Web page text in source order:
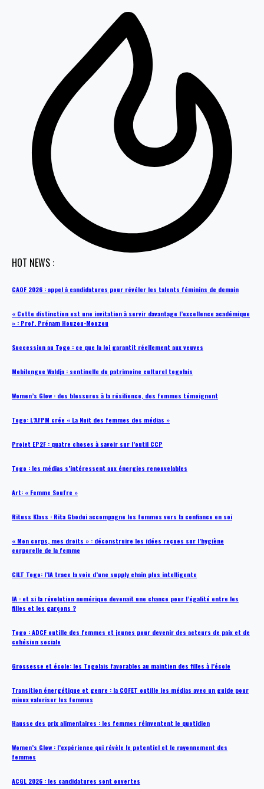
HOT NEWS :
CAOF 2026 : appel à candidatures pour révéler les talents féminins de demain
« Cette distinction est une invitation à servir davantage l’excellence académique
» : Prof. Prénam Houzou-Mouzou
Succession au Togo : ce que la loi garantit réellement aux veuves
Mobilengue Waldja : sentinelle du patrimoine culturel togolais
Women’s Glow : des blessures à la résilience, des femmes témoignent
Togo: L’AFPM crée « La Nuit des femmes des médias »
Projet EP2F : quatre choses à savoir sur l’outil CCP
Togo : les médias s’intéressent aux énergies renouvelables
Art: « Femme Soufre »
Rituss Klass : Rita Gbodui accompagne les femmes vers la confiance en soi
« Mon corps, mes droits » : déconstruire les idées reçues sur l’hygiène
corporelle de la femme
CILT Togo: l’IA trace la voie d’une supply chain plus intelligente
IA : et si la révolution numérique devenait une chance pour l’égalité entre les
filles et les garçons ?
Togo : ADCF outille des femmes et jeunes pour devenir des acteurs de paix et de
cohésion sociale
Grossesse et école: les Togolais favorables au maintien des filles à l’école
Transition énergétique et genre : la COFET outille les médias avec un guide pour
mieux valoriser les femmes
Hausse des prix alimentaires : les femmes réinventent le quotidien
Women’s Glow : l’expérience qui révèle le potentiel et le rayonnement des
femmes
ACGL 2026 : les candidatures sont ouvertes